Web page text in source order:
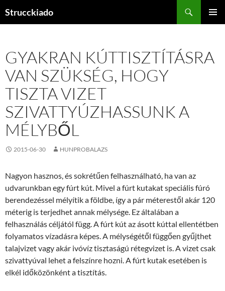
Strucckiado
GYAKRAN KÚTTISZTÍTÁSRA
VAN SZÜKSÉG, HOGY
TISZTA VIZET
SZIVATTYÚZHASSUNK A
MÉLYBŐL
2015-06-30 HUNPROBALAZS
Nagyon hasznos, és sokrétűen felhasználható, ha van az
udvarunkban egy fúrt kút. Mivel a fúrt kutakat speciális fúró
berendezéssel mélyítik a földbe, így a pár méterestől akár 120
méterig is terjedhet annak mélysége. Ez általában a
felhasználás céljától függ. A fúrt kút az ásott kúttal ellentétben
folyamatos vízadásra képes. A mélységétől függően gyűjthet
talajvizet vagy akár ivóvíz tisztaságú rétegvizet is. A vizet csak
szivattyúval lehet a felszínre hozni. A fúrt kutak esetében is
elkél időközönként a tisztítás.